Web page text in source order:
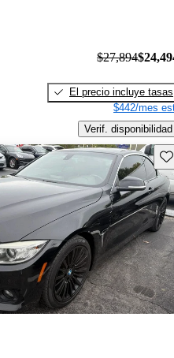
$27,894
El precio incluye tasas
$442/mes
Verif. disponibilidad